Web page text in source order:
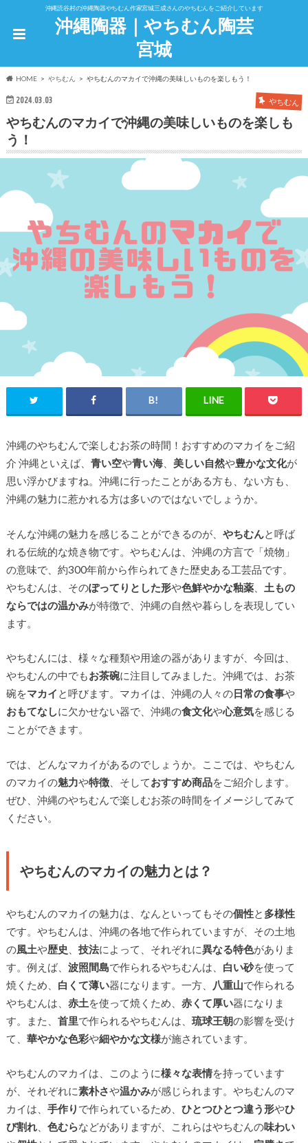
沖縄読谷村の沖縄陶器やちむん作家宮城三成さんのやちむんをご紹介しています
沖縄陶器｜やちむん陶芸
宮城
HOME やちむん やちむんのマカイで沖縄の美味しいものを楽しもう！
2024.03.03 やちむん
やちむんのマカイで沖縄の美味しいものを楽しも
う！
沖縄のやちむんで楽しむお茶の時間！おすすめのマカイをご紹
介 沖縄といえば、 青い空や青い海、 美しい自然や豊かな文化が
思い浮かびますね。沖縄に行ったことがある方も、ない方も、
沖縄の魅力に惹かれる方は多いのではないでしょうか。
そんな沖縄の魅力を感じることができるのが、 やちむんと呼ば
れる伝統的な焼き物です。やちむんは、沖縄の方言で「焼物」
の意味で、約300年前から作られてきた歴史ある工芸品です。
やちむんは、そのぽってりとした形や色鮮やかな釉薬、 土もの
ならではの温かみが特徴で、沖縄の自然や暮らしを表現してい
ます。
やちむんには、様々な種類や用途の器がありますが、今回は、
やちむんの中でもお茶碗に注目してみました。沖縄では、お茶
碗をマカイ と呼びます。マカイは、沖縄の人々の日常の食事や
おもてなしに欠かせない器で、沖縄の食文化や心意気を感じる
ことができます。
では、どんなマカイがあるのでしょうか。ここでは、やちむん
のマカイの魅力や特徴、そしておすすめ商品をご紹介します。
ぜひ、沖縄のやちむんで楽しむお茶の時間をイメージしてみて
ください。
やちむんのマカイの魅力とは？
やちむんのマカイの魅力は、なんといってもその個性と 多様性
です。やちむんは、沖縄の各地で作られていますが、その土地
の風土や歴史 技法によって、それぞれに異なる特色がありま
す。例えば、 波照間島で作られるやちむんは、 白い砂を使って
焼くため、 白くて薄い器になります。一方、 八重山で作られる
やちむんは、 赤土を使って焼くため、 赤くて厚い器になりま
す。また、 首里で作られるやちむんは、 琉球王朝の影響を受け
て、 華やかな色彩や細やかな文様が施されています。
やちむんのマカイは、このように様々な表情を持っています
が、それぞれに素朴さや温かみが感じられます。やちむんのマ
カイは、 手作り で作られているため、 ひとつひとつ違う形やひ
び割れ、 色むらなどがありますが、これらはやちむんの味わい